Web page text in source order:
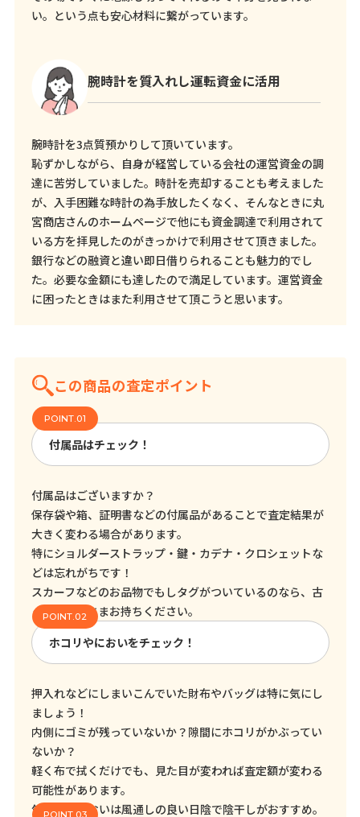
い。という点も安心材料に繋がっています。
腕時計を質入れし運転資金に活用
腕時計を3点質預かりして頂いています。
恥ずかしながら、自身が経営している会社の運営資金の調
達に苦労していました。時計を売却することも考えました
が、入手困難な時計の為手放したくなく、そんなときに丸
宮商店さんのホームページで他にも資金調達で利用されて
いる方を拝見したのがきっかけで利用させて頂きました。
銀行などの融資と違い即日借りられることも魅力的でし
た。必要な金額にも達したので満足しています。運営資金
に困ったときはまた利用させて頂こうと思います。
この商品の査定ポイント
付属品はチェック！
付属品はございますか？
保存袋や箱、証明書などの付属品があることで査定結果が
大きく変わる場合があります。
特にショルダーストラップ・鍵・カデナ・クロシェットな
どは忘れがちです！
スカーフなどのお品物でもしタグがついているのなら、古
くてもそのままお持ちください。
ホコリやにおいをチェック！
押入れなどにしまいこんでいた財布やバッグは特に気にし
ましょう！
内側にゴミが残っていないか？隙間にホコリがかぶってい
ないか？
軽く布で拭くだけでも、見た目が変われば査定額が変わる
可能性があります。
気になるにおいは風通しの良い日陰で陰干しがおすすめ。